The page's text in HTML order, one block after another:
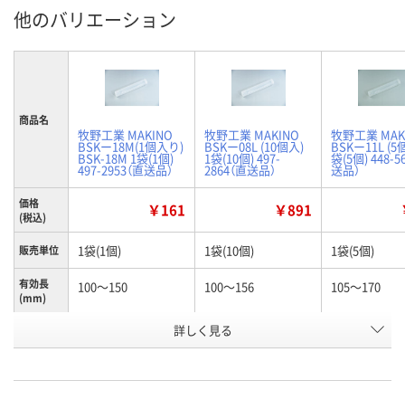
他のバリエーション
商品名
牧野工業 MAKINO
BSKー18M(1個入り)
BSK-18M 1袋(1個)
497-2953（直送品）
牧野工業 MAKINO
BSKー08L (10個入)
1袋(10個) 497-
2864（直送品）
牧野工業
BSKー11L (5
袋(5個) 448-
送品）
価格
(税込)
￥161 ￥891
販売単位 1袋(1個) 1袋(10個) 1袋(5個)
有効長
(mm)
100～150 100～156 105～170
N261156 K960603
詳しく見る